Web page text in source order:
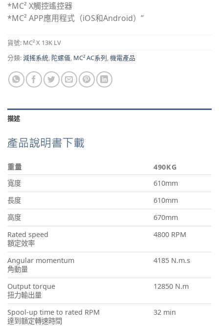
*MC² X觸控遙控器
*MC² APP應用程式（iOS和Android）”
貨號: MC² X 13K LV
分類:減搖系統, 陀螺儀, MC² AC系列,機電產品
描述
重量
490KG
寬度
610mm
長度
610mm
高度
670mm
Rated speed
額定效率
4800 RPM
Angular momentum
角動量
4185 N.m.s
Output torque
扭力輸出量
12850 N.m
Spool-up time to rated RPM
達到額定轉速時間
32 min